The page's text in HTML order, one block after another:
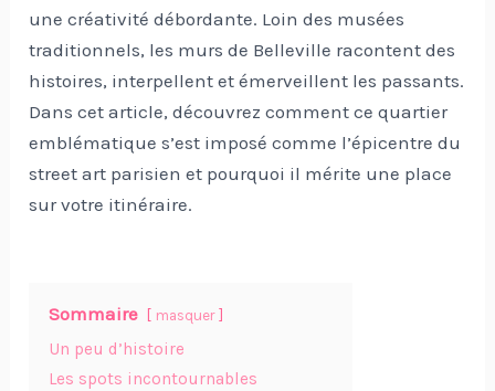
une créativité débordante. Loin des musées
traditionnels, les murs de Belleville racontent des
histoires, interpellent et émerveillent les passants.
Dans cet article, découvrez comment ce quartier
emblématique s’est imposé comme l’épicentre du
street art parisien et pourquoi il mérite une place
sur votre itinéraire.
Sommaire masquer
Un peu d’histoire
Les spots incontournables